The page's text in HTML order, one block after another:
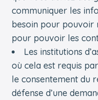
communiquer les
besoin pour pouvoir
pour pouvoir les
Les institutions
où cela est requis
le consentement du
défense d’une